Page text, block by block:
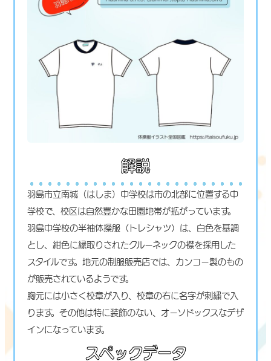
解説
羽島市立南城（はしま）中学校は市の北部に位置する中
学校で、校区は自然豊かな田園地帯が拡がっています。
羽島中学校の半袖体操服（トレシャツ）は、白色を基調
とし、紺色に縁取りされたクルーネックの襟を採用した
スタイルです。地元の制服販売店では、カンコー製のもの
が販売されているようです。
胸元には小さく校章が入り、校章の右に名字が刺繍で入
ります。その他は特に装飾のない、オーソドックスなデザ
インになっています。
スペックデータ